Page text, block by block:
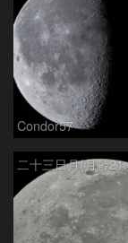
Condor57
二十三日月(月齢